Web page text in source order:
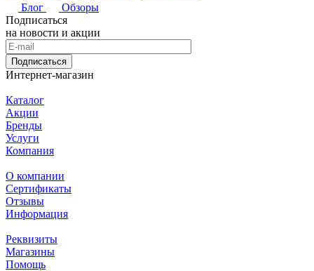
Блог
Обзоры
Подписаться
на новости и акции
Подписаться
Интернет-магазин
Каталог
Акции
Бренды
Услуги
Компания
О компании
Сертификаты
Отзывы
Информация
Реквизиты
Магазины
Помощь